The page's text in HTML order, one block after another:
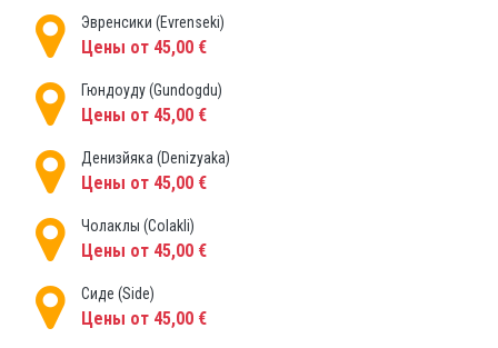
Эвренсики (Evrenseki)
Цены от 45,00 €
Гюндоуду (Gundogdu)
Цены от 45,00 €
Денизйяка (Denizyaka)
Цены от 45,00 €
Чолаклы (Colakli)
Цены от 45,00 €
Сиде (Side)
Цены от 45,00 €